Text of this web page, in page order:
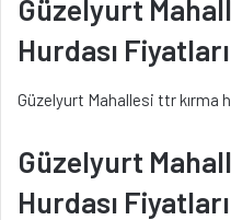
Güzelyurt
Hurdası
Güzelyurt Mahallesi ttr kırma
Güzelyurt
Hurdası